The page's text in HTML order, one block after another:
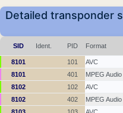
Detailed transponder
SID Ident. PID Format
8101 101 AVC
8101
401 MPEG Audio
8102
102 AVC
8102
402 MPEG Audio